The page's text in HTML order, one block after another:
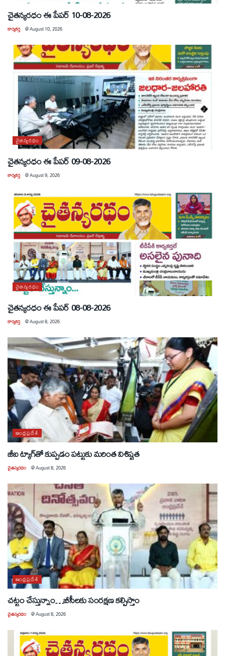
చైతన్యరధం ఈ పేపర్ 10-08-2026
కార్యకర్త @August 10, 2026
చైతన్యరధం
చైతన్యరధం ఈ పేపర్ 09-08-2026
కార్యకర్త @August 9, 2026
చైతన్యరధం
చైతన్యరధం ఈ పేపర్ 08-08-2026
కార్యకర్త @August 8, 2026
ఆంధ్రప్రదేశ్
జీఐ ట్యాగ్‌తో కుప్పడం పట్టుకు మరింత విశిష్టత
చైతన్యరధం @August 8, 2026
ఆంధ్రప్రదేశ్
చట్టం చేస్తున్నాం…బీసీలకు సంరక్షణ కల్పిస్తాం
చైతన్యరధం @August 8, 2026